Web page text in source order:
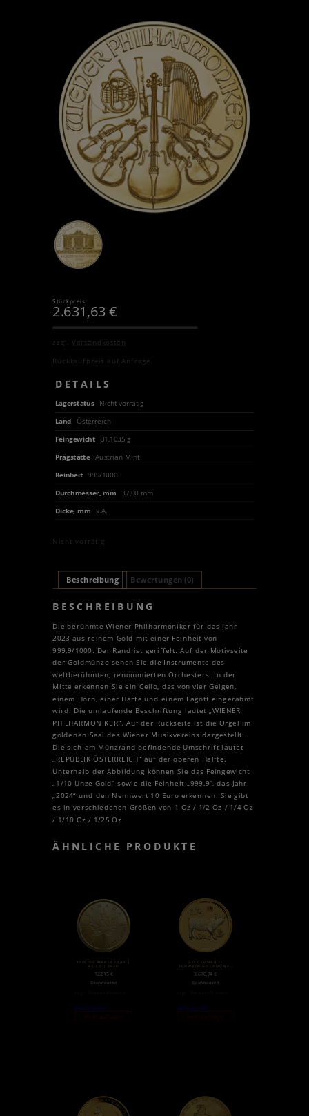
Stückpreis:
2.631,63€
zzgl.Versandkosten
Rückkaufpreis auf Anfrage.
DETAILS
Lagerstatus
Nicht vorrätig
Land
Österreich
Feingewicht
31,1035 g
Prägstätte Austrian Mint
Reinheit 999/1000
Durchmesser, mm
37,00 mm
Dicke, mm
k.A.
Nicht vorrätig
Beschreibung Bewertungen (0)
BESCHREIBUNG
Die berühmte Wiener Philharmoniker für das Jahr
2023 aus reinem Gold mit einer Feinheit von
999,9/1000. Der Rand ist geriffelt. Auf der Motivseite
der Goldmünze sehen Sie die Instrumente des
weltberühmten, renommierten Orchesters. In der
Mitte erkennen Sie ein Cello, das von vier Geigen,
einem Horn, einer Harfe und einem Fagott eingerahmt
wird. Die umlaufende Beschriftung lautet „WIENER
PHILHARMONIKER“. Auf der Rückseite ist die Orgel im
goldenen Saal des Wiener Musikvereins dargestellt.
Die sich am Münzrand befindende Umschrift lautet
„REPUBLIK ÖSTERREICH“ auf der oberen Hälfte.
Unterhalb der Abbildung können Sie das Feingewicht
„1/10 Unze Gold“ sowie die Feinheit „999,9“, das Jahr
„2024“ und den Nennwert 10 Euro erkennen. Sie gibt
es in verschiedenen Größen von 1 Oz / 1/2 Oz / 1/4 Oz
/ 1/10 Oz / 1/25 Oz
ÄHNLICHE PRODUKTE
1/20 OZ MAPLE LEAF |
GOLD | 2020
122,15 €
Goldmünzen
Weiterlesen
Nicht auf Lager
2 OZ LUNAR II
SCHWEIN GOLDMÜNZE
3.610,74€
Goldmünzen
Weiterlesen
Nicht auf Lager